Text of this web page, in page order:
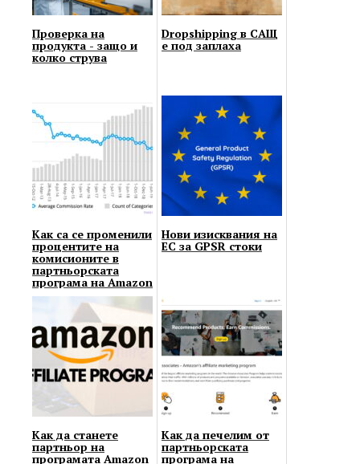
Проверка на
продукта - защо и
колко струва
Dropshipping в САЩ
е под заплаха
Как са се променили
процентите на
комисионите в
партньорската
програма на Amazon
Нови изисквания на
ЕС за GPSR стоки
Как да станете
партньор на
програмата Amazon
Как да печелим от
партньорската
програма на